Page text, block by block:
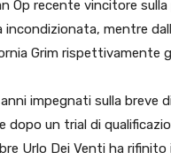
Op recente vincitore
mentre
Grim rispettivamente
impegnati sulla breve
dopo un trial di
Urlo Dei Venti ha rifinito